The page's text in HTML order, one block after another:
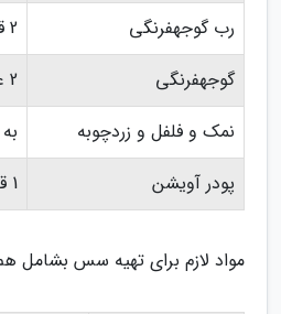
رب گوجهفرنگی
2 قاشق غذاخوری
گوجهفرنگی
2 عدد
نمک و فلفل و زردچوبه
پودر آویشن
1 قاشق چای خوری
مواد لازم برای تهیه سس بشامل